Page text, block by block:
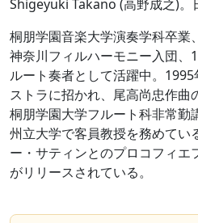
Shigeyuki Takano (高野成之)。
桐朋学園音楽大学演奏学科卒業
神奈川フィルハーモニー入団、
ルート奏者として活躍中。
ストラに招かれ、尾高尚忠作曲
桐朋学園大学フルート科非常勤
州立大学で客員教授を務めてい
ー・サティンとのプロコフィエ
がリリースされている。